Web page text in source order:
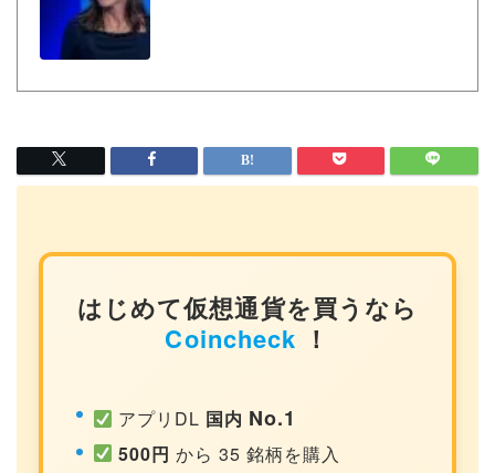
はじめて仮想通貨を買うなら
Coincheck ！
アプリDL 国内 No.1
500円 から 35 銘柄を購入